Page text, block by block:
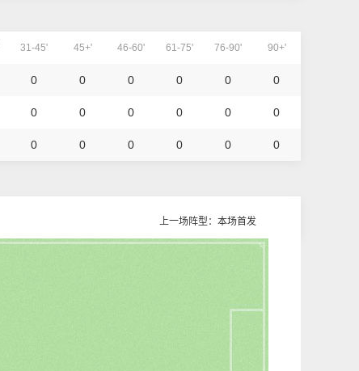
31-45' 45+' 46-60' 61-75' 76-90' 90+'
0 0 0 0 0 0
0 0 0 0 0 0
0 0 0 0 0 0
上一场阵型：本场首发